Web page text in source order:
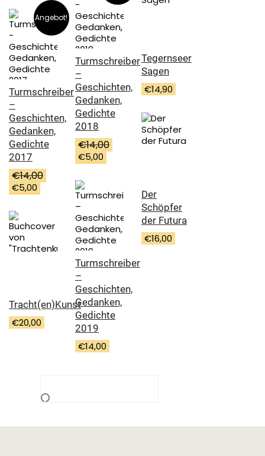
Tegernseer
Sagen
€14,90
Turmschreiber
–
Geschichten,
Gedanken,
Gedichte
2018
€14,00
Ursprünglicher
Preis
war:
€14,00
€5,00
Preis
€5,00.
Angebot!
Turmschreiber
–
Geschichten,
Gedanken,
Gedichte
2017
€14,00
Ursprünglicher
Preis
war:
€14,00
€5,00 Aktueller
Preis
Der
Schöpfer
der Futura
€16,00
Turmschreiber
–
Geschichten,
Gedanken,
Gedichte
2019
€14,00
Tracht(en)Kunst
€20,00